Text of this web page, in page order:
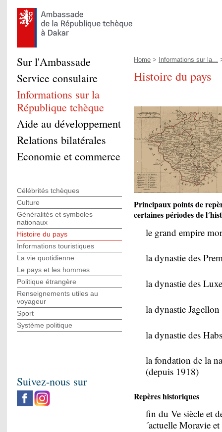
Home > Informations sur la...
Histoire du pays
Principaux points de
certaines périodes de
le grand empire
la dynastie des
la dynastie des
la dynastie
la dynastie des
la fondation de la
(depuis 1918)
Repères historiques
fin du Ve siècle et
´actuelle Moravie
Sur l'Ambassade
Service consulaire
Informations sur la
République tchèque
Aide au développement
Relations bilatérales
Economie et commerce
Célébrités tchèques
Culture
Généralités et symboles
nationaux
Histoire du pays
Informations touristiques
La vie quotidienne
Le pays et les hommes
Politique étrangère
Renseignements utiles au
voyageur
Sport
Système politique
Suivez-nous sur